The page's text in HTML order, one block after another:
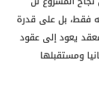
فقط، بل على قدرة
يعود إلى عقود
ومستقبلها